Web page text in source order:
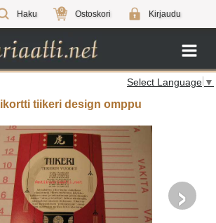
Haku 0 Ostoskori Kirjaudu
Select Language ▼
tiikeri design omppu
›